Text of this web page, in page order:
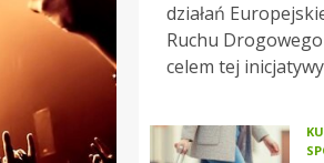
działań
Ruchu Drogowego
celem tej